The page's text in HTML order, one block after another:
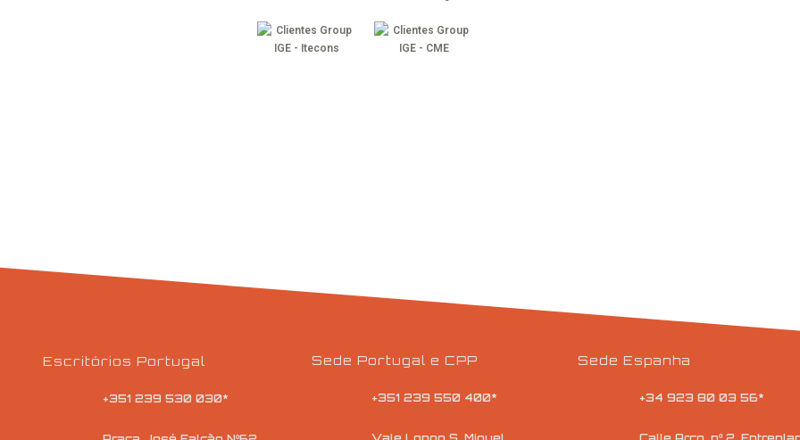
Escritórios Portugal
+351 239 530 030*
Sede Portugal e CPP
+351 239 550 400*
Sede Espanha
+34 923 80 03 56*